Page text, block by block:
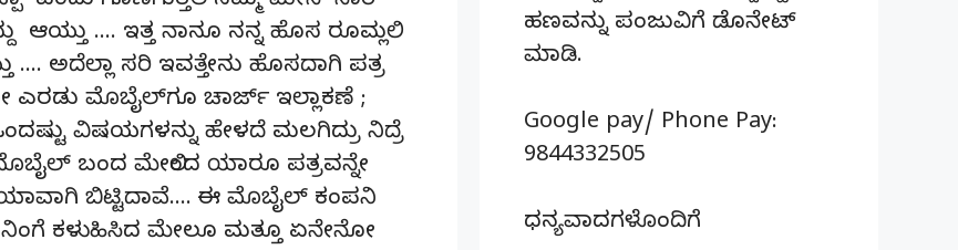
…. ಇತ್ತ ನಾನೂ ನನ್ನ ಹೊಸ ರೂಮಲ್ಲಿ
…. ಅದೆಲ್ಲಾ ಸರಿ ಇವತ್ತೇನು ಹೊಸದಾಗಿ ಪತ್ರ
ಎರಡು ಮೊಬೈಲ್‌ಗೂ ಚಾರ್ಜ್ ಇಲ್ಲಾಕಣೆ ;
ವಿಷಯಗಳನ್ನು ಹೇಳದೆ ಮಲಗಿದ್ರು ನಿದ್ರೆ
ಬಂದ ಮೇಲಿಂದ ಯಾರೂ ಪತ್ರವನ್ನೇ
ಬಿಟ್ಟಿದಾವೆ…. ಈ ಮೊಬೈಲ್ ಕಂಪನಿ
ಕಳುಹಿಸಿದ ಮೇಲೂ ಮತ್ತೂ ಏನೇನೋ
ಹಣವನ್ನು ಪಂಜುವಿಗೆ ಡೊನೇಟ್‌
ಮಾಡಿ.
Google pay/ Phone Pay:
9844332505
ಧನ್ಯವಾದಗಳೊಂದಿಗೆ